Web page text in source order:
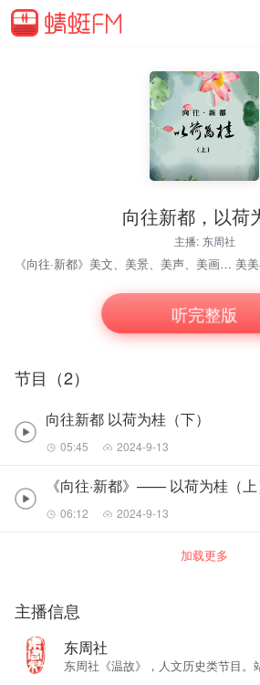
向往新都，以荷
主播: 东周社
听完整版
节目（2）
向往新都 以荷为桂（下）
05:45 2024-9-13
《向往·新都》—— 以荷为桂（上
06:12 2024-9-13
加载更多
主播信息
东周社
东周社《温故》，人文历史类节目。